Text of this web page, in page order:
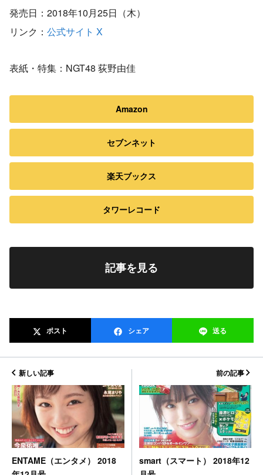
発売日：2018年10月25日（木）
リンク： 公式サイト X
表紙・特集：NGT48 荻野由佳
Amazon
セブンネット
楽天ブックス
タワーレコード
記事を見る
ポスト シェア 送る
新しい記事
ENTAME（エンタメ） 2018
前の記事
smart（スマート） 2018年12